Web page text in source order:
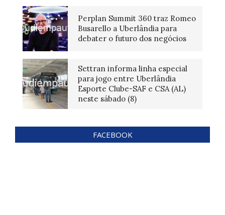
Perplan Summit 360 traz Romeo
Busarello a Uberlândia para
debater o futuro dos negócios
Settran informa linha especial
para jogo entre Uberlândia
Esporte Clube-SAF e CSA (AL)
neste sábado (8)
FACEBOOK